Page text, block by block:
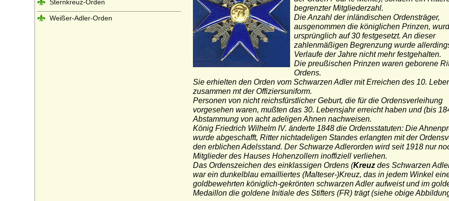
begrenzter Mitgliederzahl.
Die Anzahl der inländischen Ordensträger,
ausgenommen die königlichen Prinzen,
ursprünglich auf 30 festgesetzt. An dieser
zahlenmäßigen Begrenzung wurde
Verlaufe der Jahre nicht mehr festgehalten.
Die preußischen Prinzen waren geborene
Ordens.
Sie erhielten den Orden vom Schwarzen Adler mit Erreichen des 10.
zusammen mt der Offiziersuniform.
Personen von nicht reichsfürstlicher Geburt, die für die Ordensverleihung
vorgesehen waren, mußten das 30. Lebensjahr erreicht haben und (bis
Abstammung von acht adeligen Ahnen nachweisen.
König Friedrich Wilhelm IV. änderte 1848 die Ordensstatuten: Die
wurde abgeschafft, Ritter nichtadeligen Standes erlangten mit der
den erblichen Adelsstand. Der Schwarze Adlerorden wird seit 1918 nur
Mitglieder des Hauses Hohenzollern inoffiziell verliehen.
Das Ordenszeichen des einklassigen Ordens (Kreuz des Schwarzen
war ein dunkelblau emailliertes (Malteser-)Kreuz, das in jedem Winkel
goldbewehrten königlich-gekrönten schwarzen Adler aufweist und im
Medaillon die goldene Initiale des Stifters (FR) trägt (siehe obige
Sternkreuz-Orden
Weißer-Adler-Orden